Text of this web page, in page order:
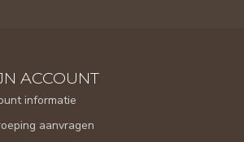
ACCOUNT
informatie
aanvragen